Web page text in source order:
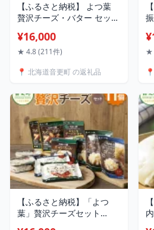
【ふるさと納税】 よつ葉
贅沢チーズ・バター セット
計8個 チーズ バター カマン
ベールチーズ チェダーチー
バター 発酵バター 詰め合
加工品 人気 十勝 冷蔵 北海
道 音更町 16000円 1万
6000円
¥16,000
★ 4.8 (211件)
📍 北海道音更町 の返礼品
★
【ふるさと納税】「よつ
葉」贅沢チーズセット